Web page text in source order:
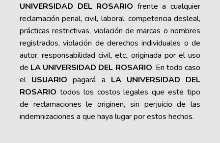
UNIVERSIDAD DEL ROSARIO frente a cualquier
reclamación penal, civil, laboral, competencia desleal,
prácticas restrictivas, violación de marcas o nombres
registrados, violación de derechos individuales o de
autor, responsabilidad civil, etc., originada por el uso
de LA UNIVERSIDAD DEL ROSARIO. En todo caso
el USUARIO pagará a LA UNIVERSIDAD DEL
ROSARIO todos los costos legales que este tipo
de reclamaciones le originen, sin perjuicio de las
indemnizaciones a que haya lugar por estos hechos.